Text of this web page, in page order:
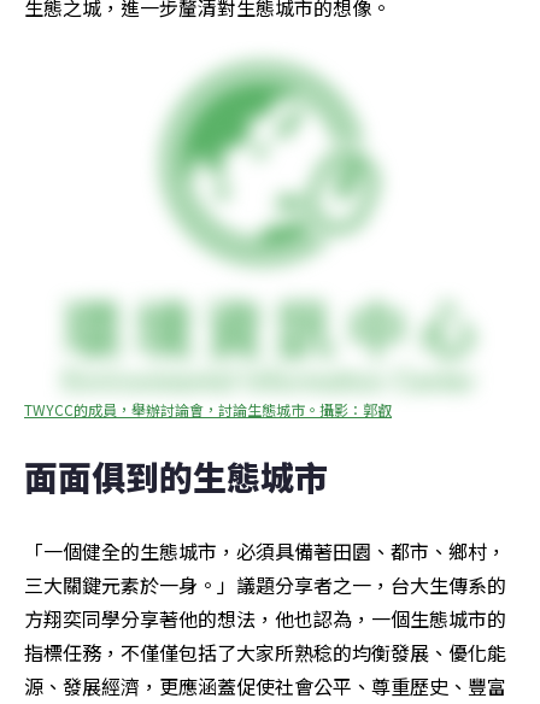
生態之城，進一步釐清對生態城市的想像。
TWYCC的成員，舉辦討論會，討論生態城市。攝影：郭叡
面面俱到的生態城市
「一個健全的生態城市，必須具備著田園、都市、鄉村，
三大關鍵元素於一身。」議題分享者之一，台大生傳系的
方翔奕同學分享著他的想法，他也認為，一個生態城市的
指標任務，不僅僅包括了大家所熟稔的均衡發展、優化能
源、發展經濟，更應涵蓋促使社會公平、尊重歷史、豐富